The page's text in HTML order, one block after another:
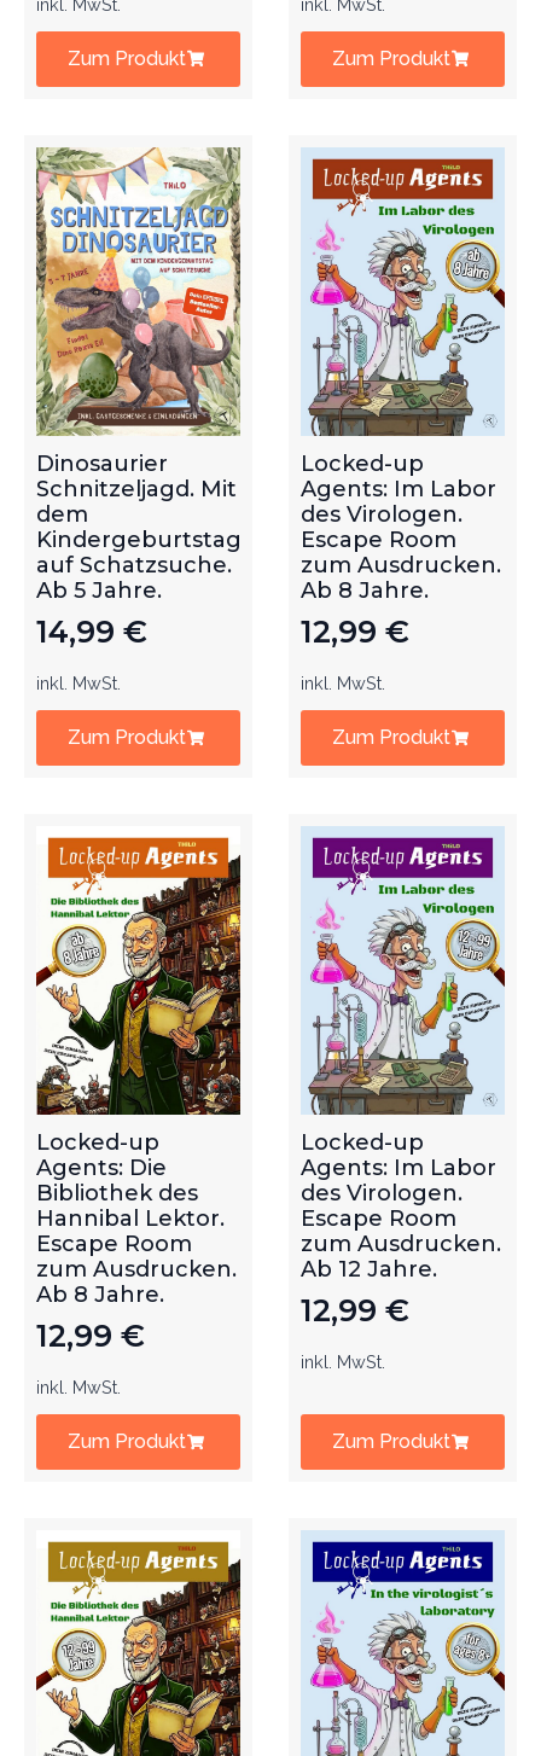
Zum Produkt Zum Produkt
Dinosaurier
Schnitzeljagd. Mit
dem
Kindergeburtstag
auf Schatzsuche.
Ab 5 Jahre.
14,99 €
inkl. MwSt.
Zum Produkt
Locked-up
Agents: Im Labor
des Virologen.
Escape Room
zum Ausdrucken.
Ab 8 Jahre.
12,99 €
inkl. MwSt.
Zum Produkt
Locked-up
Agents: Die
Bibliothek des
Hannibal Lektor.
Escape Room
zum Ausdrucken.
Ab 8 Jahre.
12,99 €
inkl. MwSt.
Zum Produkt
Locked-up
Agents: Im Labor
des Virologen.
Escape Room
zum Ausdrucken.
Ab 12 Jahre.
12,99 €
inkl. MwSt.
Zum Produkt